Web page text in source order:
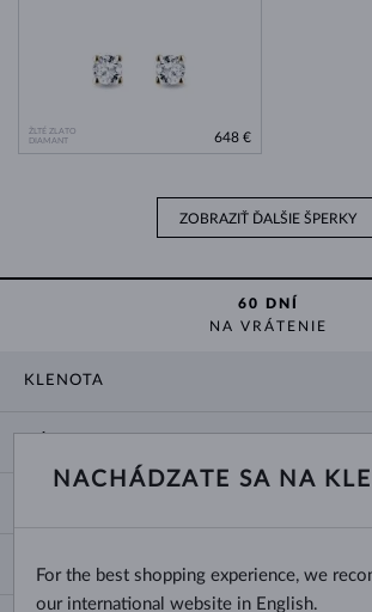
ŽLTÉ ZLATO
DIAMANT
648 €
ZOBRAZIŤ ĎALŠIE ŠPERKY
60 DNÍ
NA VRÁTENIE
KLENOTA
O NÁS
DODANIE A PLATBA ZA TOVAR
VÝBER SVADOBNÝCH OBRÚČOK
TYPY A DĹŽKY RETIAZOK
NACHÁDZATE SA NA
For the best shopping experience, we
our international website in English.